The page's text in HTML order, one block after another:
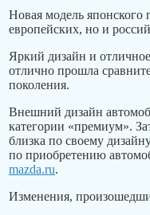
Новая модель японского
европейских, но и
Яркий дизайн и
отлично прошла
поколения.
Внешний дизайн
категории «премиум».
близка по своему
по приобретению
mazda.ru.
Изменения,